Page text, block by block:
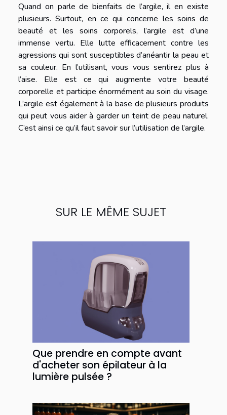
Quand on parle de bienfaits de l’argile, il en existe
plusieurs. Surtout, en ce qui concerne les soins de
beauté et les soins corporels, l’argile est d’une
immense vertu. Elle lutte efficacement contre les
agressions qui sont susceptibles d’anéantir la peau et
sa couleur. En l’utilisant, vous vous sentirez plus à
l’aise. Elle est ce qui augmente votre beauté
corporelle et participe énormément au soin du visage.
L’argile est également à la base de plusieurs produits
qui peut vous aider à garder un teint de peau naturel.
C’est ainsi ce qu’il faut savoir sur l’utilisation de l’argile.
SUR LE MÊME SUJET
Que prendre en compte avant
d'acheter son épilateur à la
lumière pulsée ?